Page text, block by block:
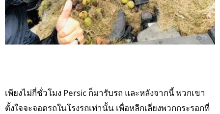
เพียงไม่กี่ชั่วโมง Persic ก็มารับรถ และหลังจากนี้ พวกเขา
ตั้งใจจะจอดรถในโรงรถเท่านั้น เพื่อหลีกเลี่ยงพวกกระรอกที่